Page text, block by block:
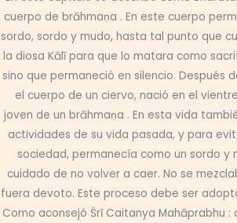
cuerpo de brāhmaṇa . En este cuerpo
sordo, sordo y mudo, hasta tal punto que
la diosa Kālī para que lo matara como
sino que permaneció en silencio. Después
el cuerpo de un ciervo, nació en el
joven de un brāhmaṇa . En esta vida
actividades de su vida pasada, y para
sociedad, permanecía como un sordo y
cuidado de no volver a caer. No se
fuera devoto. Este proceso debe ser
Como aconsejó Śrī Caitanya Mahāprabhu